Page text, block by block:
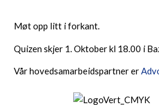
Møt opp litt i forkant.
Quizen skjer 1. Oktober kl 18.00 i
Vår hovedsamarbeidspartner er